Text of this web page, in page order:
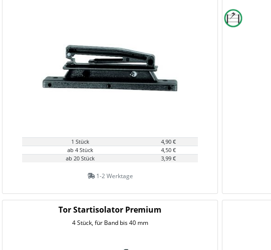
1 Stück
4,90 €
ab 4 Stück
4,50 €
ab 20 Stück
3,99 €
1-2 Werktage
Tor Startisolator Premium
4 Stück, für Band bis 40 mm